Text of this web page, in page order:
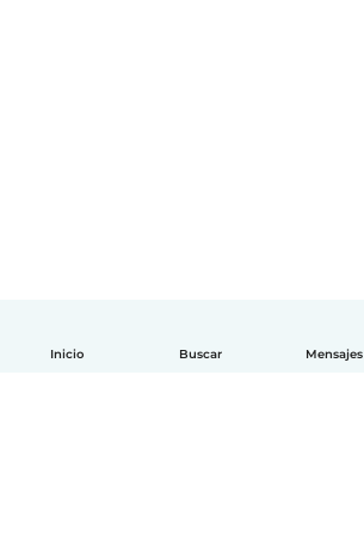
Inicio Buscar Mensajes